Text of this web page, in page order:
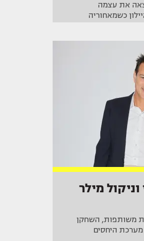
את עצמה
כשמאחוריה
מילר
בנות משותפות, השחקן
מערכת היחסים